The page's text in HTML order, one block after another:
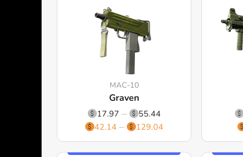
MAC-10
Graven
17.97
55.44
42.14
129.04